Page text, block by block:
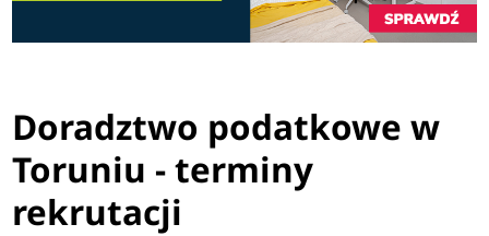
Doradztwo podatkowe w
Toruniu - terminy
rekrutacji